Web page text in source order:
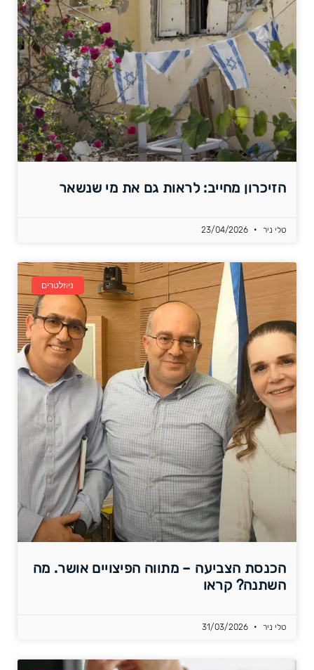
הזיכרון מחייב: לראות גם את מי שנשאר
טלי ניר
ניוזלטרים
הכנסת הצביעה – מתווה הפיצויים אושר. מה
השתנה? קראו
טלי ניר